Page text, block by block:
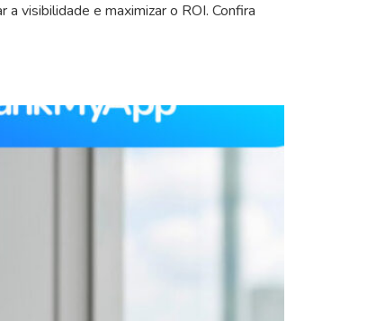
visibilidade e maximizar o ROI. Confira